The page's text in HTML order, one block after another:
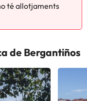
té allotjaments
de Bergantiños